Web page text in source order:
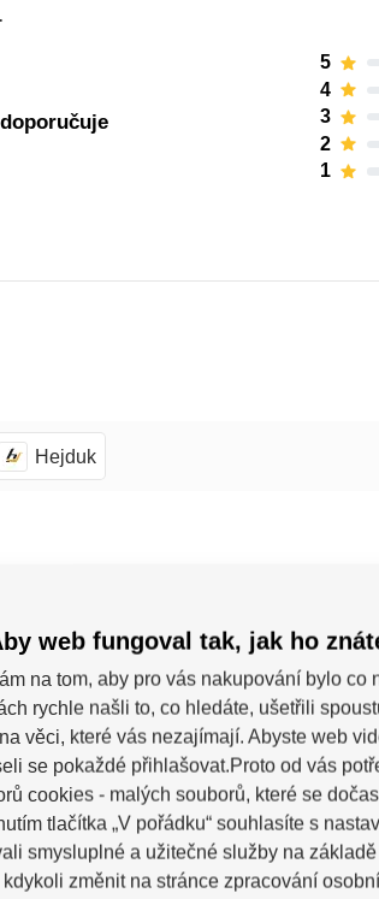
5
4
3
2
1
Hejduk
web fungoval tak, jak ho
na tom, aby pro vás nakupování bylo co
rychle našli to, co hledáte, ušetřili
věci, které vás nezajímají. Abyste web
se pokaždé přihlašovat.Proto od vás
cookies - malých souborů, které se
tlačítka „V pořádku“ souhlasíte s
smysluplné a užitečné služby na
kdykoli změnit na stránce zpracování